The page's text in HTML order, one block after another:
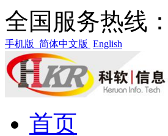
全国服务热线
手机版 简体中文版 English
首页